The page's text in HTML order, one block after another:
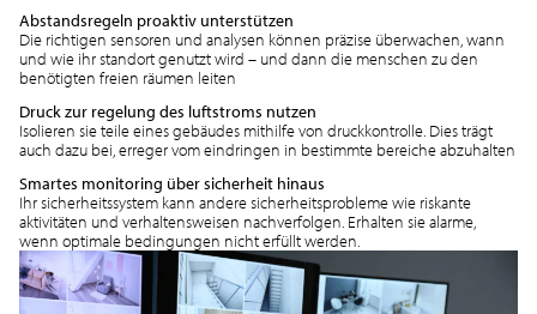
Abstandsregeln proaktiv unterstützen
Die richtigen sensoren und analysen können präzise überwachen, wann
und wie ihr standort genutzt wird – und dann die menschen zu den
benötigten freien räumen leiten
Druck zur regelung des luftstroms nutzen
Isolieren sie teile eines gebäudes mithilfe von druckkontrolle. Dies trägt
auch dazu bei, erreger vom eindringen in bestimmte bereiche abzuhalten
Smartes monitoring über sicherheit hinaus
Ihr sicherheitssystem kann andere sicherheitsprobleme wie riskante
aktivitäten und verhaltensweisen nachverfolgen. Erhalten sie alarme,
wenn optimale bedingungen nicht erfüllt werden.